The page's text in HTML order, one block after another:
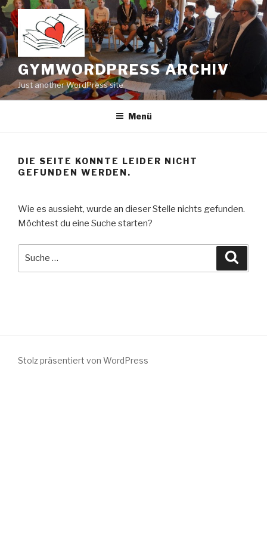
Zum
Inhalt
springen
GYMWORDPRESS ARCHIV
Just another WordPress site
Menü
DIE SEITE KONNTE LEIDER NICHT
GEFUNDEN WERDEN.
Wie es aussieht, wurde an dieser Stelle nichts gefunden.
Möchtest du eine Suche starten?
Stolz präsentiert von WordPress